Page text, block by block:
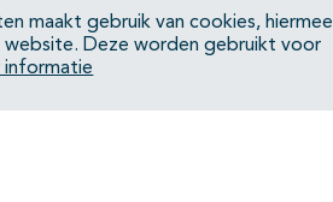
maakt gebruik van cookies, hiermee
Deze worden gebruikt voor
informatie